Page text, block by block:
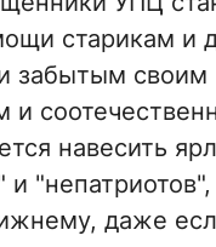
старикам и
забытым своим
и
навесить
и
даже